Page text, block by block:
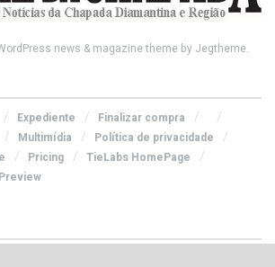
news & magazine theme by Jegtheme.
Expediente
Finalizar compra
Multimídia
Política de privacidade
Pricing
TieLabs HomePage